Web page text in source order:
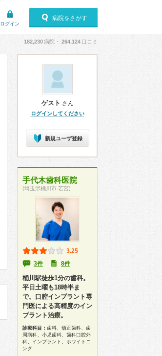
ログイン
病院をさがす
182,230病院・ 264,124 口コミ
ゲスト さん
ログインしてください
新規ユーザ登録
手代木歯科医院
(埼玉県桶川市 若宮)
3.25
3件
8件
桶川駅徒歩1分の歯科。
平日土曜も18時半ま
で。口腔インプラント専
門医による高精度のイン
プラント治療。
診療科目： 歯科、矯正歯科、歯
周病科、小児歯科、歯科口腔外
科、インプラント、ホワイトニ
ング